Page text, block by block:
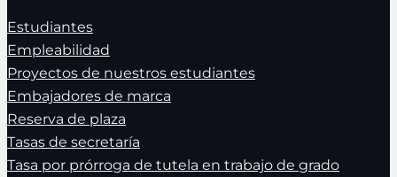
Estudiantes
Empleabilidad
Proyectos de nuestros estudiantes
Embajadores de marca
Reserva de plaza
Tasas de secretaría
Tasa por prórroga de tutela en trabajo de grado